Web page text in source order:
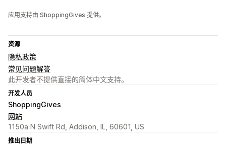
应用支持由 ShoppingGives 提供。
资源
隐私政策
常见问题解答
此开发者不提供直接的简体中文支持。
开发人员
ShoppingGives
网站
1150a N Swift Rd, Addison, IL, 60601, US
推出日期